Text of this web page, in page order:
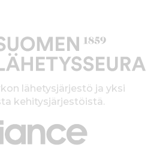
lähetysjärjestö ja yksi
kehitysjärjestöistä.